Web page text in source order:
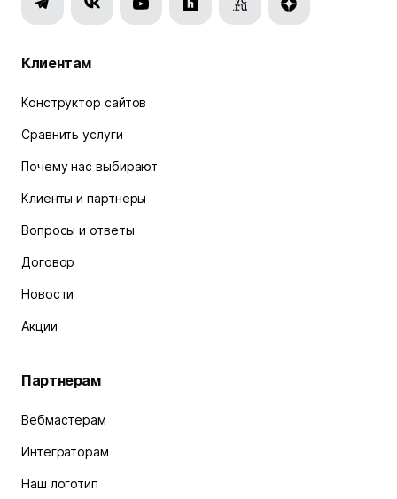
Клиентам
Конструктор сайтов
Сравнить услуги
Почему нас выбирают
Клиенты и партнеры
Вопросы и ответы
Договор
Новости
Акции
Партнерам
Вебмастерам
Интеграторам
Наш логотип